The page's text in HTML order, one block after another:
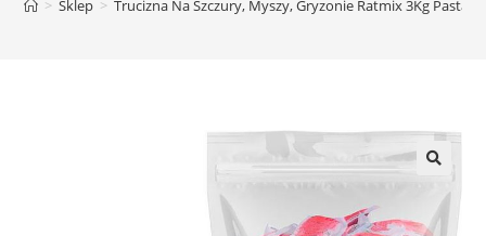
> Sklep > Trucizna Na Szczury, Myszy, Gryzonie Ratmix 3Kg Pasta